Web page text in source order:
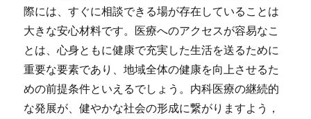
際には、すぐに相談できる場が存在していることは
大きな安心材料です。医療へのアクセスが容易なこ
とは、心身ともに健康で充実した生活を送るために
重要な要素であり、地域全体の健康を向上させるた
めの前提条件といえるでしょう。内科医療の継続的
な発展が、健やかな社会の形成に繋がりますよう，